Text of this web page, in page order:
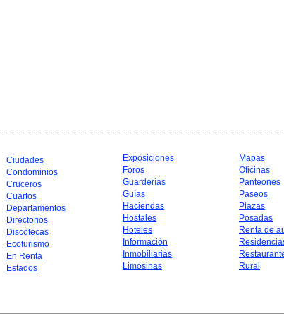
Ciudades
Condominios
Cruceros
Cuartos
Departamentos
Directorios
Discotecas
Ecoturismo
En Renta
Estados
Exposiciones
Foros
Guarderías
Guías
Haciendas
Hostales
Hoteles
Información
Inmobiliarias
Limosinas
Mapas
Oficinas
Panteones
Paseos
Plazas
Posadas
Renta de
Rural